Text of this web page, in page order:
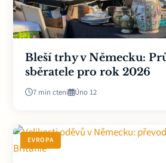
Bleší trhy v Německu:
sběratele pro rok 2026
7 min cteni Úno 12
EVROPA